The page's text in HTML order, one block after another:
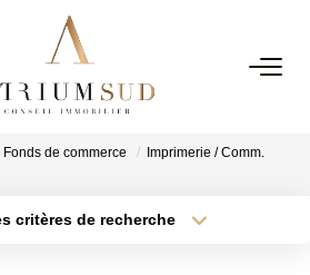
TRANSACTION
Fonds de commerce
Imprimerie / Comm.
critères de recherche